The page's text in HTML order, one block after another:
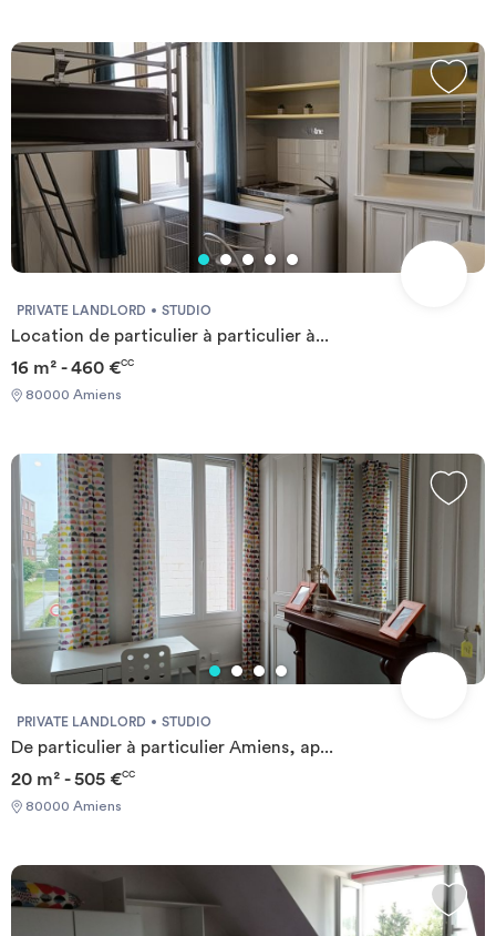
PRIVATE LANDLORD STUDIO
Location de particulier à particulier à...
16 m² - 460 €CC
80000 Amiens
PRIVATE LANDLORD STUDIO
De particulier à particulier Amiens, ap...
20 m² - 505 €CC
80000 Amiens